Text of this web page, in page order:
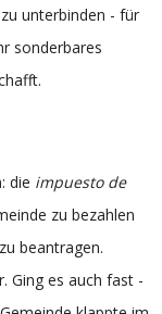
unterbinden - für
sonderbares
die impuesto de
zu bezahlen
beantragen.
Ging es auch fast -